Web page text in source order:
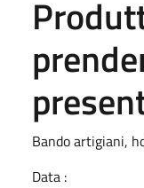
Bando artigiani,
Data :